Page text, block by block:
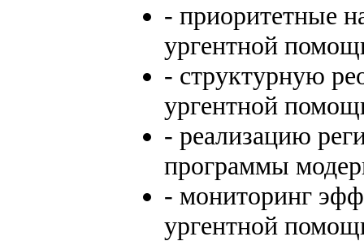
- приоритетные
ургентной
- структурную
ургентной
- реализацию
программы
- мониторинг
ургентной